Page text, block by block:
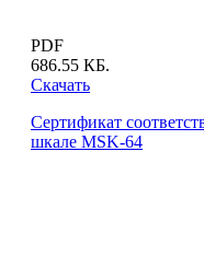
PDF
686.55 КБ.
Скачать
Сертификат
шкале MSK-64